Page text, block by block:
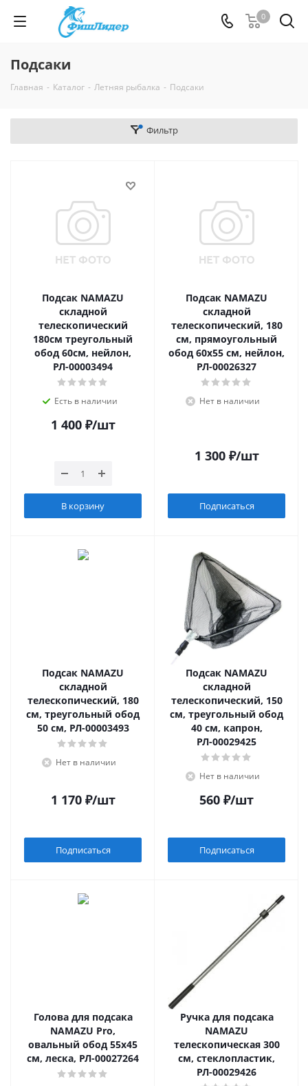
0
Подсаки
Главная - Каталог - Летняя рыбалка - Подсаки
Фильтр
Подсак NAMAZU
складной
телескопический
180см треугольный
обод 60см, нейлон,
РЛ-00003494
Есть в наличии
1 400₽/шт
В корзину
Подсак NAMAZU
складной
телескопический, 180
см, прямоугольный
обод 60х55 см, нейлон,
РЛ-00026327
Нет в наличии
1 300₽/шт
Подписаться
Подсак NAMAZU
складной
телескопический, 180
см, треугольный обод
50 см, РЛ-00003493
Нет в наличии
1 170₽/шт
Подписаться
Подсак NAMAZU
складной
телескопический, 150
см, треугольный обод
40 см, капрон,
РЛ-00029425
Нет в наличии
560 ₽/шт
Подписаться
Голова для подсака
NAMAZU Pro,
овальный обод 55х45
см, леска, РЛ-00027264
Ручка для подсака
NAMAZU
телескопическая 300
см, стеклопластик,
РЛ-00029426